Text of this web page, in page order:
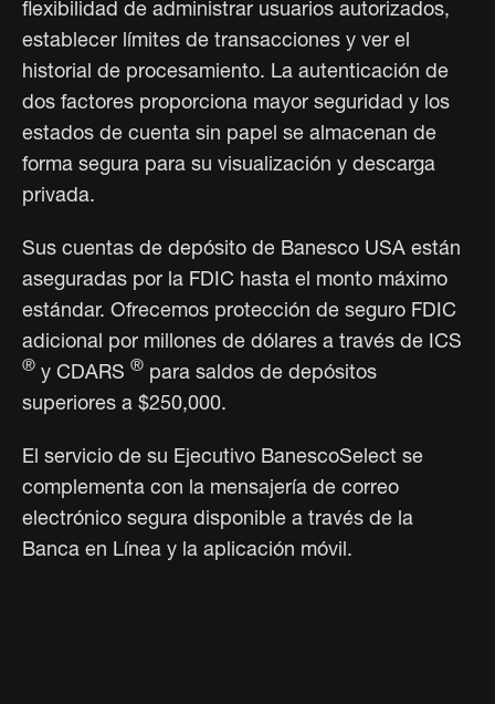
flexibilidad de administrar usuarios autorizados,
establecer límites de transacciones y ver el
historial de procesamiento. La autenticación de
dos factores proporciona mayor seguridad y los
estados de cuenta sin papel se almacenan de
forma segura para su visualización y descarga
privada.
Sus cuentas de depósito de Banesco USA están
aseguradas por la FDIC hasta el monto máximo
estándar. Ofrecemos protección de seguro FDIC
adicional por millones de dólares a través de ICS
® y CDARS ® para saldos de depósitos
superiores a $250,000.
El servicio de su Ejecutivo BanescoSelect se
complementa con la mensajería de correo
electrónico segura disponible a través de la
Banca en Línea y la aplicación móvil.